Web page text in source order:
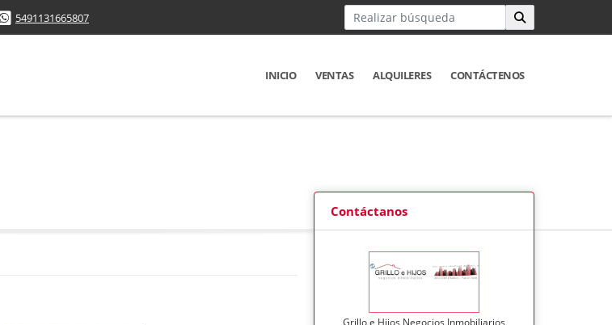
5491131665807
INICIO VENTAS ALQUILERES CONTÁCTENOS
Contáctanos
Grillo e Hijos Negocios Inmobiliarios